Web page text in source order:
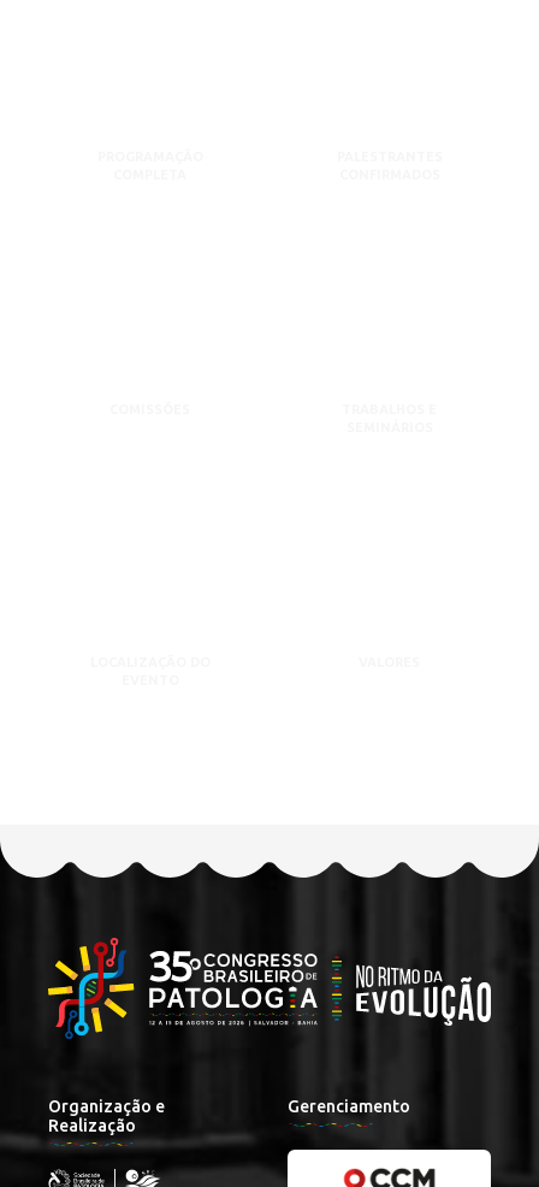
Organização e
Realização
Gerenciamento